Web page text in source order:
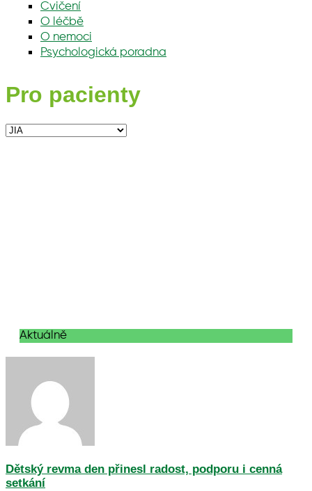
Cvičení
O léčbě
O nemoci
Psychologická poradna
Pro pacienty
Aktuálně
Dětský revma den přinesl radost, podporu i cenná
setkání